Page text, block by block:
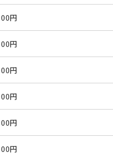
円
円
円
円
円
円